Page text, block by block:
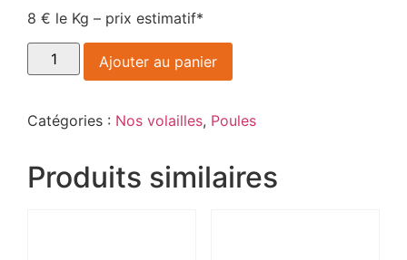
8 € le Kg – prix estimatif*
Ajouter au panier
Catégories : Nos volailles, Poules
Produits similaires